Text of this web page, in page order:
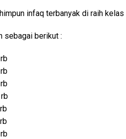
infaq terbanyak di raih kelas
sebagai berikut :